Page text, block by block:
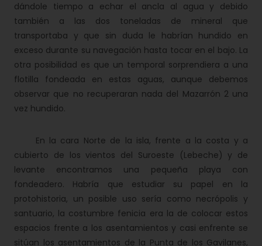
dándole tiempo a echar el ancla al agua y debido
también a las dos toneladas de mineral que
transportaba y que sin duda le habrían hundido en
exceso durante su navegación hasta tocar en el bajo. La
otra posibilidad es que un temporal sorprendiera a una
flotilla fondeada en estas aguas, aunque debemos
observar que no recuperaran nada del Mazarrón 2 una
vez hundido.
En la cara Norte de la isla, frente a la costa y a
cubierto de los vientos del Suroeste (Lebeche) y de
levante encontramos una pequeña playa con
fondeadero. Habría que estudiar su papel en la
protohistoria, un posible uso sería como necrópolis y
santuario, la costumbre fenicia era la de colocar estos
espacios frente a los asentamientos y casi enfrente se
sitúan los asentamientos de la Punta de los Gavilanes,